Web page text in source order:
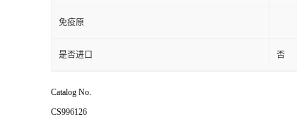
免疫原
是否进口 否
Catalog No.
CS996126